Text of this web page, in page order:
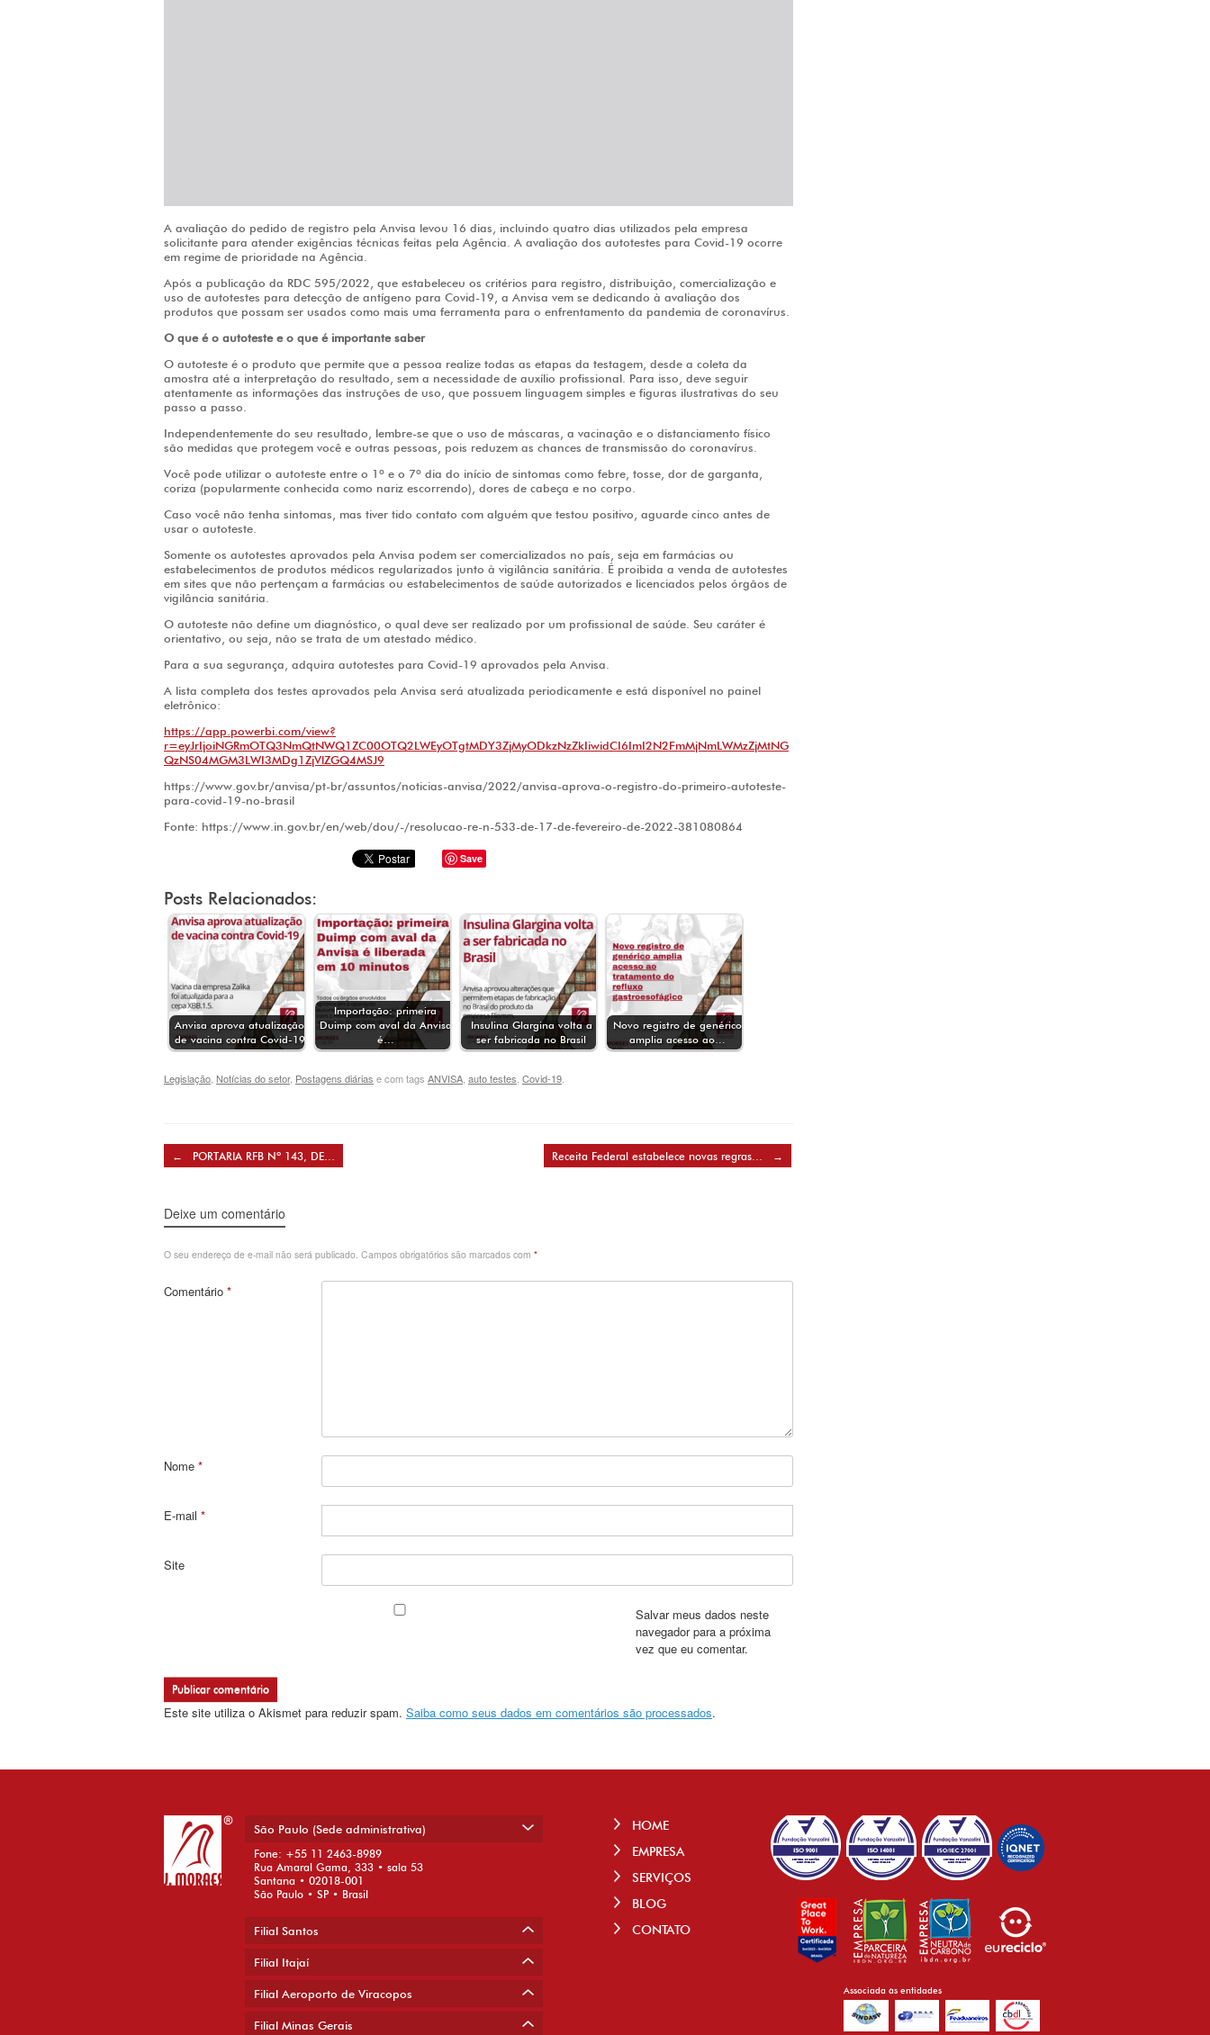
A avaliação do pedido de registro pela Anvisa levou 16 dias, incluindo quatro dias utilizados pela empresa
solicitante para atender exigências técnicas feitas pela Agência. A avaliação dos autotestes para Covid-19 ocorre
em regime de prioridade na Agência.
Após a publicação da RDC 595/2022, que estabeleceu os critérios para registro, distribuição, comercialização e
uso de autotestes para detecção de antígeno para Covid-19, a Anvisa vem se dedicando à avaliação dos
produtos que possam ser usados como mais uma ferramenta para o enfrentamento da pandemia de coronavírus.
O que é o autoteste e o que é importante saber
O autoteste é o produto que permite que a pessoa realize todas as etapas da testagem, desde a coleta da
amostra até a interpretação do resultado, sem a necessidade de auxílio profissional. Para isso, deve seguir
atentamente as informações das instruções de uso, que possuem linguagem simples e figuras ilustrativas do seu
passo a passo.
Independentemente do seu resultado, lembre-se que o uso de máscaras, a vacinação e o distanciamento físico
são medidas que protegem você e outras pessoas, pois reduzem as chances de transmissão do coronavírus.
Você pode utilizar o autoteste entre o 1º e o 7º dia do início de sintomas como febre, tosse, dor de garganta,
coriza (popularmente conhecida como nariz escorrendo), dores de cabeça e no corpo.
Caso você não tenha sintomas, mas tiver tido contato com alguém que testou positivo, aguarde cinco antes de
usar o autoteste.
Somente os autotestes aprovados pela Anvisa podem ser comercializados no país, seja em farmácias ou
estabelecimentos de produtos médicos regularizados junto à vigilância sanitária. É proibida a venda de autotestes
em sites que não pertençam a farmácias ou estabelecimentos de saúde autorizados e licenciados pelos órgãos de
vigilância sanitária.
O autoteste não define um diagnóstico, o qual deve ser realizado por um profissional de saúde. Seu caráter é
orientativo, ou seja, não se trata de um atestado médico.
Para a sua segurança, adquira autotestes para Covid-19 aprovados pela Anvisa.
A lista completa dos testes aprovados pela Anvisa será atualizada periodicamente e está disponível no painel
eletrônico:
https://app.powerbi.com/view?
r=eyJrIjoiNGRmOTQ3NmQtNWQ1ZC00OTQ2LWEyOTgtMDY3ZjMyODkzNzZkIiwidCI6ImI2N2FmMjNmLWMzZjMtNG
QzNS04MGM3LWI3MDg1ZjVlZGQ4MSJ9
https://www.gov.br/anvisa/pt-br/assuntos/noticias-anvisa/2022/anvisa-aprova-o-registro-do-primeiro-autoteste-
para-covid-19-no-brasil
Fonte: https://www.in.gov.br/en/web/dou/-/resolucao-re-n-533-de-17-de-fevereiro-de-2022-381080864
Save
Posts Relacionados:
Anvisa aprova atualização
de vacina contra Covid-19
Importação: primeira
Duimp com aval da Anvisa
é…
Insulina Glargina volta a
ser fabricada no Brasil
Novo registro de genérico
amplia acesso ao…
Legislação Notícias do setor, Postagens diárias e com tags ANVISA auto testes Covid-19
Post navigation
← PORTARIA RFB Nº 143, DE… Receita Federal estabelece novas regras… →
Deixe um comentário
O seu endereço de e-mail não será publicado. Campos obrigatórios são marcados com *
Comentário *
Nome *
E-mail *
Site
Salvar meus dados neste
navegador para a próxima
vez que eu comentar.
Este site utiliza o Akismet para reduzir spam. Saiba como seus dados em comentários são processados.
São Paulo (Sede administrativa)
Fone: +55 11 2463-8989
Rua Amaral Gama, 333 • sala 53
Santana • 02018-001
São Paulo • SP • Brasil
Filial Santos
Filial Itajaí
Filial Aeroporto de Viracopos
Filial Minas Gerais
HOME
EMPRESA
SERVIÇOS
BLOG
CONTATO
Associada às entidades